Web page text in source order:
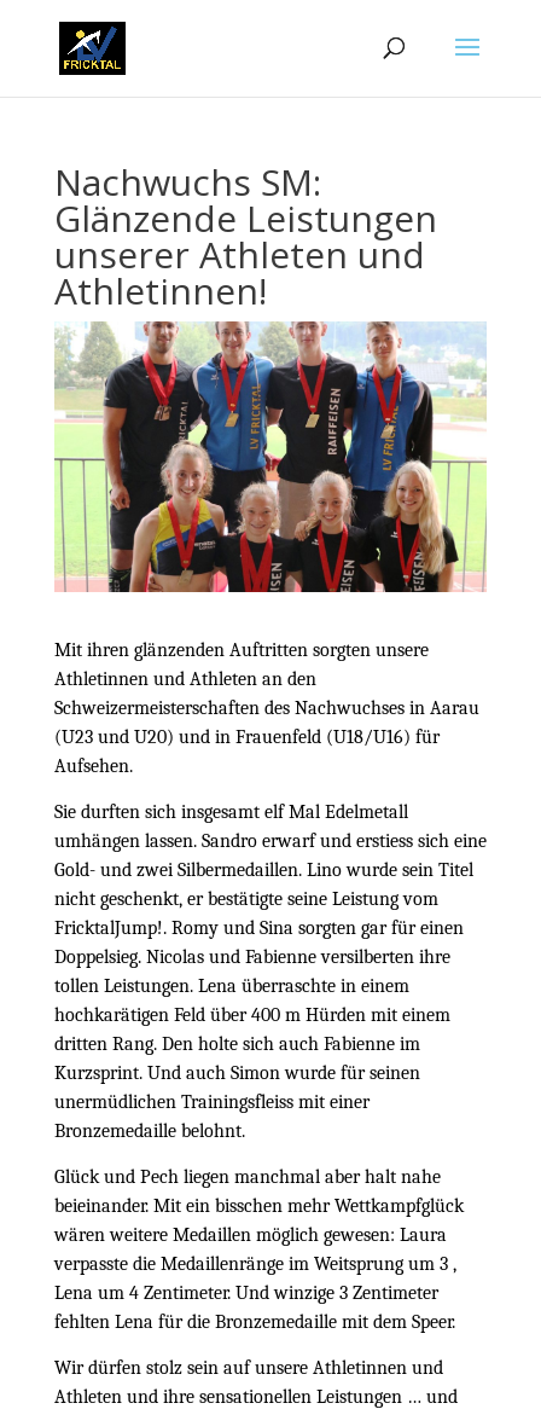
Nachwuchs SM:
Glänzende Leistungen
unserer Athleten und
Athletinnen!
Mit ihren glänzenden Auftritten sorgten unsere
Athletinnen und Athleten an den
Schweizermeisterschaften des Nachwuchses in Aarau
(U23 und U20) und in Frauenfeld (U18/U16) für
Aufsehen.
Sie durften sich insgesamt elf Mal Edelmetall
umhängen lassen. Sandro erwarf und erstiess sich eine
Gold- und zwei Silbermedaillen. Lino wurde sein Titel
nicht geschenkt, er bestätigte seine Leistung vom
FricktalJump!. Romy und Sina sorgten gar für einen
Doppelsieg. Nicolas und Fabienne versilberten ihre
tollen Leistungen. Lena überraschte in einem
hochkarätigen Feld über 400 m Hürden mit einem
dritten Rang. Den holte sich auch Fabienne im
Kurzsprint. Und auch Simon wurde für seinen
unermüdlichen Trainingsfleiss mit einer
Bronzemedaille belohnt.
Glück und Pech liegen manchmal aber halt nahe
beieinander. Mit ein bisschen mehr Wettkampfglück
wären weitere Medaillen möglich gewesen: Laura
verpasste die Medaillenränge im Weitsprung um 3 ,
Lena um 4 Zentimeter. Und winzige 3 Zentimeter
fehlten Lena für die Bronzemedaille mit dem Speer.
Wir dürfen stolz sein auf unsere Athletinnen und
Athleten und ihre sensationellen Leistungen … und